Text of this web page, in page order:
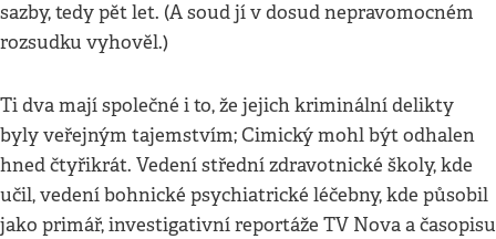
sazby, tedy pět let. (A soud jí v dosud nepravomocném
rozsudku vyhověl.)
Ti dva mají společné i to, že jejich kriminální delikty
byly veřejným tajemstvím; Cimický mohl být odhalen
hned čtyřikrát. Vedení střední zdravotnické školy, kde
učil, vedení bohnické psychiatrické léčebny, kde působil
jako primář, investigativní reportáže TV Nova a časopisu